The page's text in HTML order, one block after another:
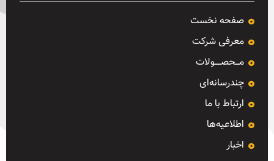
صفحه نخست
معرفی شرکت
مـــحصـــــولات
چندرسانه‌ای
ارتباط با ما
اطلاعیه‌ها
اخبار